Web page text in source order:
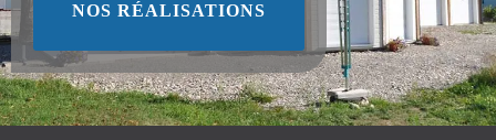
NOS RÉALISATIONS